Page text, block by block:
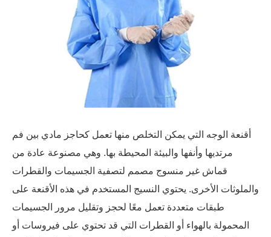
أقنعة الوجه التي يمكن التخلص منها تعمل كحاجز مادي بين فم
مرتديها وأنفها والبيئة المحيطة بها. وهي مصنوعة عادة من
قماش غير منسوج مصمم لتصفية الجسيمات والقطرات
والملوثات الأخرى. يحتوي النسيج المستخدم في هذه الأقنعة على
طبقات متعددة تعمل معًا لحجز وتقليل مرور الجسيمات
المحمولة بالهواء أو القطرات التي قد تحتوي على فيروسات أو